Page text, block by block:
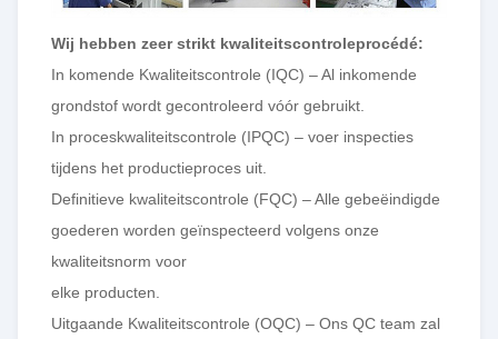
Wij hebben zeer strikt kwaliteitscontroleprocédé:
In komende Kwaliteitscontrole (IQC) – Al inkomende
grondstof wordt gecontroleerd vóór gebruikt.
In proceskwaliteitscontrole (IPQC) – voer inspecties
tijdens het productieproces uit.
Definitieve kwaliteitscontrole (FQC) – Alle gebeëindigde
goederen worden geïnspecteerd volgens onze
kwaliteitsnorm voor
elke producten.
Uitgaande Kwaliteitscontrole (OQC) – Ons QC team zal